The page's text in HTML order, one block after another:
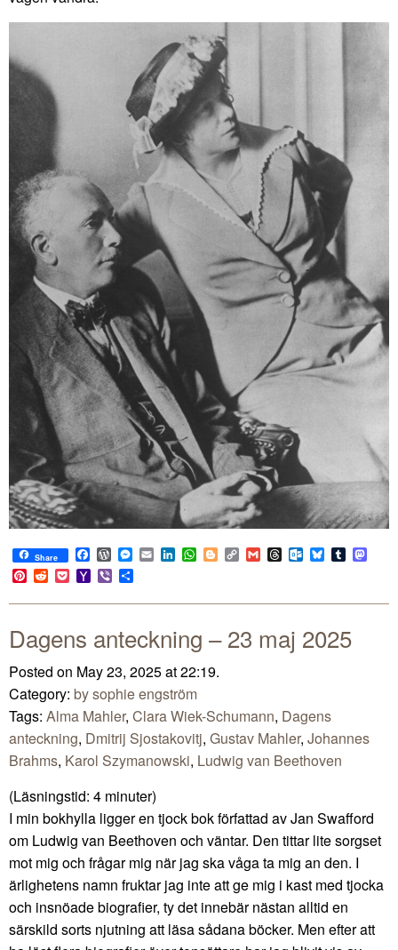
Share Facebook
WordPress
Messenger
EmailLinkedIn
WhatsApp
BloggerCopy
Link
GmailThreadsOutlook.com
BlueskyTumblr
Pinterest
RedditPocketYahoo
Mail
Viber
Dagens anteckning – 23 maj 2025
Posted on May 23, 2025 at 22:19.
Category: by sophie engström
Tags: Alma Mahler, Clara Wiek-Schumann, Dagens
anteckning, Dmitrij Sjostakovitj, Gustav Mahler, Johannes
Brahms, Karol Szymanowski, Ludwig van Beethoven
(Läsningstid: 4 minuter)
I min bokhylla ligger en tjock bok författad av Jan Swafford
om Ludwig van Beethoven och väntar. Den tittar lite sorgset
mot mig och frågar mig när jag ska våga ta mig an den. I
ärlighetens namn fruktar jag inte att ge mig i kast med tjocka
och insnöade biografier, ty det innebär nästan alltid en
särskild sorts njutning att läsa sådana böcker. Men efter att